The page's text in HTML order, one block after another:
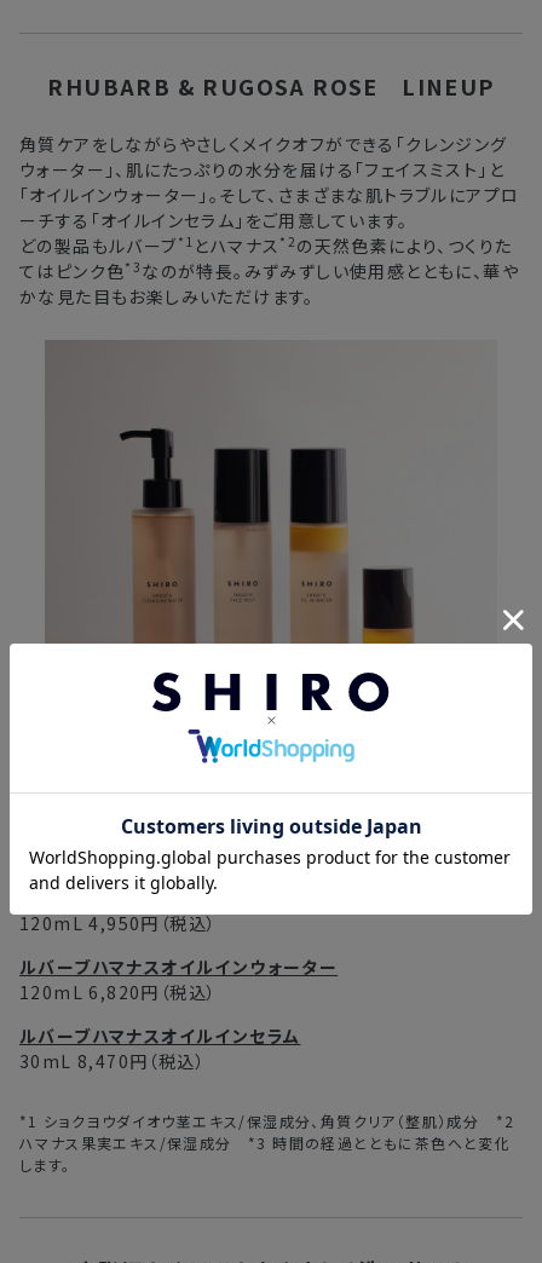
RHUBARB & RUGOSA ROSE LINEUP
角質ケアをしながらやさしくメイクオフができる「クレンジング
ウォーター」、肌にたっぷりの水分を届ける「フェイスミスト」と
「オイルインウォーター」。そして、さまざまな肌トラブルにアプロ
ーチする「オイルインセラム」をご用意しています。
どの製品もルバーブ*1 とハマナス *2 の天然色素により、つくりた
てはピンク色*3 なのが特長。みずみずしい使用感とともに、華や
かな見た目もお楽しみいただけます。
ルバーブハマナスクレンジングウォーター
150mL 4,950円（税込）
ルバーブハマナスフェイスミスト
120mL 4,950円（税込）
ルバーブハマナスオイルインウォーター
120mL 6,820円（税込）
ルバーブハマナスオイルインセラム
30mL 8,470円（税込）
*1 ショクヨウダイオウ茎エキス/保湿成分、角質クリア（整肌）成分 *2
ハマナス果実エキス/保湿成分 *3 時間の経過とともに茶色へと変化
します。